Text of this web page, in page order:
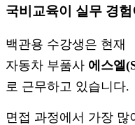
국비교육이 실무 경
백관용 수강생은 현재
자동차 부품사 에스엘
로 근무하고 있습니다.
면접 과정에서 가장 많